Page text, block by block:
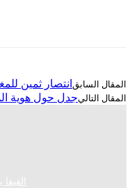
انتصار ثمين للمغرب
جدل حول هوية المدرب
الفيفا ينفي